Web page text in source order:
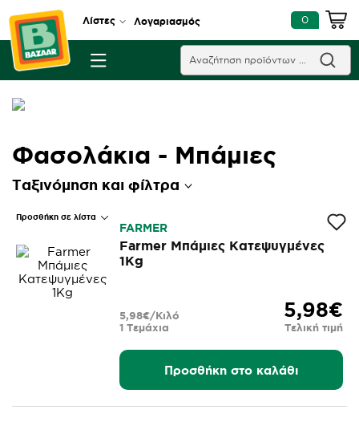
Λίστες Λογαριασμός 0
Φασολάκια - Μπάμιες
Ταξινόμηση και φίλτρα
Προσθήκη σε λίστα
FARMER
Farmer Μπάμιες Κατεψυγμένες
1Kg
5,98€
Τελική τιμή
1 Τεμάχια
5,98€/Κιλό
Προσθήκη στο καλάθι